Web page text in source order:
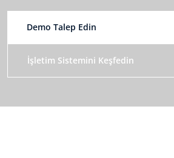
Demo Talep Edin
İşletim Sistemini Keşfedin